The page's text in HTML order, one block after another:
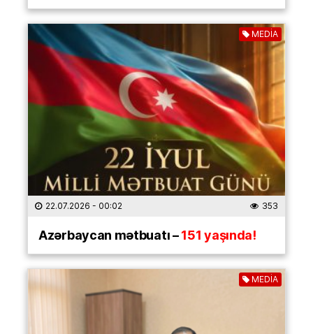
MEDİA
22.07.2026 - 00:02 353
Azərbaycan mətbuatı –151 yaşında!
MEDİA